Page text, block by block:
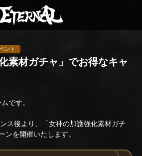
ント
素材ガチャ」でお得なキャ
です。
ス後より、「女神の加護強化素材ガチ
ンを開催いたします。